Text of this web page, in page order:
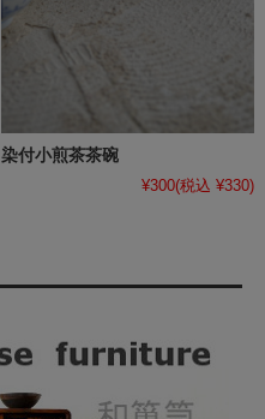
染付小煎茶茶碗
¥300(税込 ¥330)